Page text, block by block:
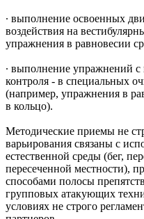
∙ выполнение освоенных
воздействия на
упражнения в равновесии
∙ выполнение упражнений
контроля - в специальных
(например, упражнения в
в кольцо).
Методические приемы не
варьирования связаны с
естественной среды (бег,
пересеченной местности),
способами полосы
групповых атакующих
условиях не строго